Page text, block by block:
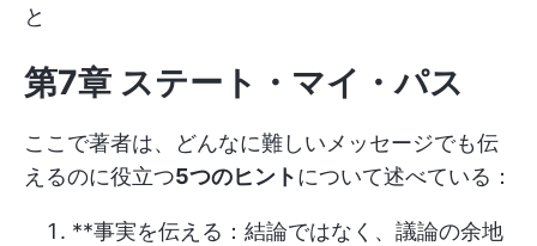
と
第7章 ステート・マイ・パス
ここで著者は、どんなに難しいメッセージでも伝
えるのに役立つ5つのヒントについて述べている：
**事実を伝える：結論ではなく、議論の余地